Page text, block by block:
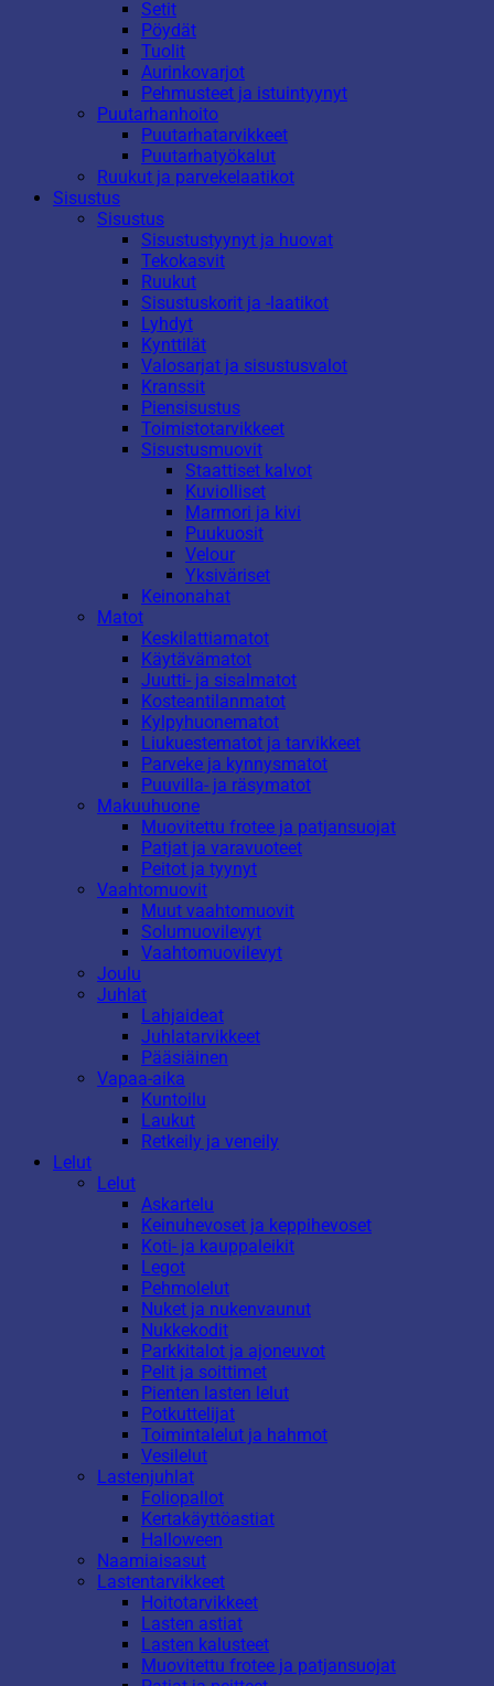
Setit
Pöydät
Tuolit
Aurinkovarjot
Pehmusteet ja istuintyynyt
Puutarhanhoito
Puutarhatarvikkeet
Puutarhatyökalut
Ruukut ja parvekelaatikot
Sisustus
Sisustus
Sisustustyynyt ja huovat
Tekokasvit
Ruukut
Sisustuskorit ja -laatikot
Lyhdyt
Kynttilät
Valosarjat ja sisustusvalot
Kranssit
Piensisustus
Toimistotarvikkeet
Sisustusmuovit
Staattiset kalvot
Kuviolliset
Marmori ja kivi
Puukuosit
Velour
Yksiväriset
Keinonahat
Matot
Keskilattiamatot
Käytävämatot
Juutti- ja sisalmatot
Kosteantilanmatot
Kylpyhuonematot
Liukuestematot ja tarvikkeet
Parveke ja kynnysmatot
Puuvilla- ja räsymatot
Makuuhuone
Muovitettu frotee ja patjansuojat
Patjat ja varavuoteet
Peitot ja tyynyt
Vaahtomuovit
Muut vaahtomuovit
Solumuovilevyt
Vaahtomuovilevyt
Joulu
Juhlat
Lahjaideat
Juhlatarvikkeet
Pääsiäinen
Vapaa-aika
Kuntoilu
Laukut
Retkeily ja veneily
Lelut
Lelut
Askartelu
Keinuhevoset ja keppihevoset
Koti- ja kauppaleikit
Legot
Pehmolelut
Nuket ja nukenvaunut
Nukkekodit
Parkkitalot ja ajoneuvot
Pelit ja soittimet
Pienten lasten lelut
Potkuttelijat
Toimintalelut ja hahmot
Vesilelut
Lastenjuhlat
Foliopallot
Kertakäyttöastiat
Halloween
Naamiaisasut
Lastentarvikkeet
Hoitotarvikkeet
Lasten astiat
Lasten kalusteet
Muovitettu frotee ja patjansuojat